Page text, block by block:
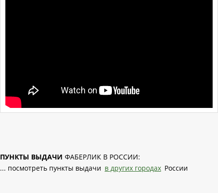
ПУНКТЫ ВЫДАЧИ ФАБЕРЛИК В РОССИИ:
... посмотреть пункты выдачи в других городах России